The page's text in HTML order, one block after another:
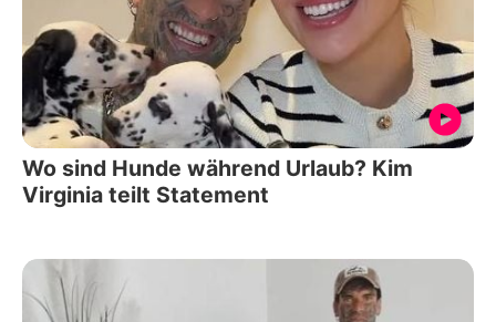
Wo sind Hunde während Urlaub? Kim
Virginia teilt Statement